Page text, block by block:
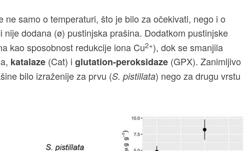
ne samo o temperaturi, što je bilo za očekivati, nego i o
nije dodana (ø) pustinjska prašina. Dodatkom pustinjske
kao sposobnost redukcije iona Cu2+), dok se smanjila
katalaze (Cat) i glutation-peroksidaze (GPX). Zanimljivo
bilo izraženije za prvu (S. pistillata) nego za drugu vrstu